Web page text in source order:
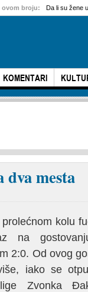
KOMENTARI
ovom broju: Da li su žene
mesta
kolu
na
2:0. Od ovog
iako se
Zvonka